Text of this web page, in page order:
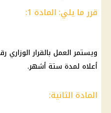
قرر ما يلي: المادة 1:
أعلاه لمدة ستة أشهر.
المادة الثانية: